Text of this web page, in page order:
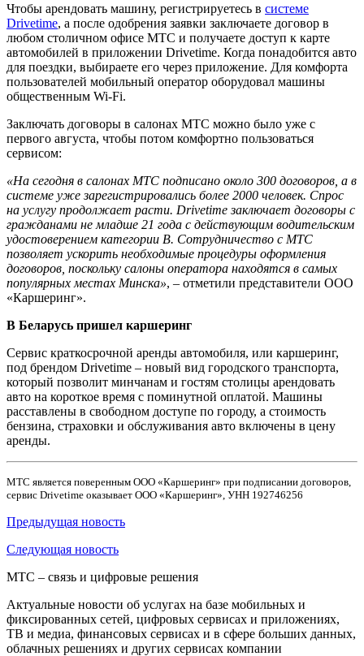
Чтобы арендовать машину, регистрируетесь в системе
Drivetime, а после одобрения заявки заключаете договор в
любом столичном офисе МТС и получаете доступ к карте
автомобилей в приложении Drivetime. Когда понадобится авто
для поездки, выбираете его через приложение. Для комфорта
пользователей мобильный оператор оборудовал машины
общественным Wi-Fi.
Заключать договоры в салонах МТС можно было уже с
первого августа, чтобы потом комфортно пользоваться
сервисом:
«На сегодня в салонах МТС подписано около 300 договоров, а в
системе уже зарегистрировались более 2000 человек. Спрос
на услугу продолжает расти. Drivetime заключает договоры с
гражданами не младше 21 года с действующим водительским
удостоверением категории B. Сотрудничество с МТС
позволяет ускорить необходимые процедуры оформления
договоров, поскольку салоны оператора находятся в самых
популярных местах Минска», – отметили представители ООО
«Каршеринг».
В Беларусь пришел каршеринг
Сервис краткосрочной аренды автомобиля, или каршеринг,
под брендом Drivetime – новый вид городского транспорта,
который позволит минчанам и гостям столицы арендовать
авто на короткое время с поминутной оплатой. Машины
расставлены в свободном доступе по городу, а стоимость
бензина, страховки и обслуживания авто включены в цену
аренды.
МТС является поверенным ООО «Каршеринг» при подписании договоров,
сервис Drivetime оказывает ООО «Каршеринг», УНН 192746256
Предыдущая новость
Следующая новость
МТС – связь и цифровые решения
Актуальные новости об услугах на базе мобильных и
фиксированных сетей, цифровых сервисах и приложениях,
ТВ и медиа, финансовых сервисах и в сфере больших данных,
облачных решениях и других сервисах компании